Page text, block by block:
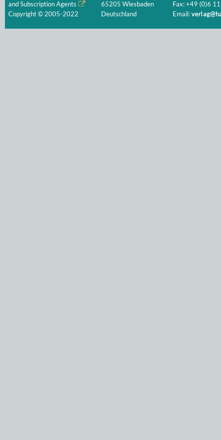
and Subscription Agents
Copyright © 2005-2022
65205 Wiesbaden
Deutschland
Fax: +49 (0)6
Email: